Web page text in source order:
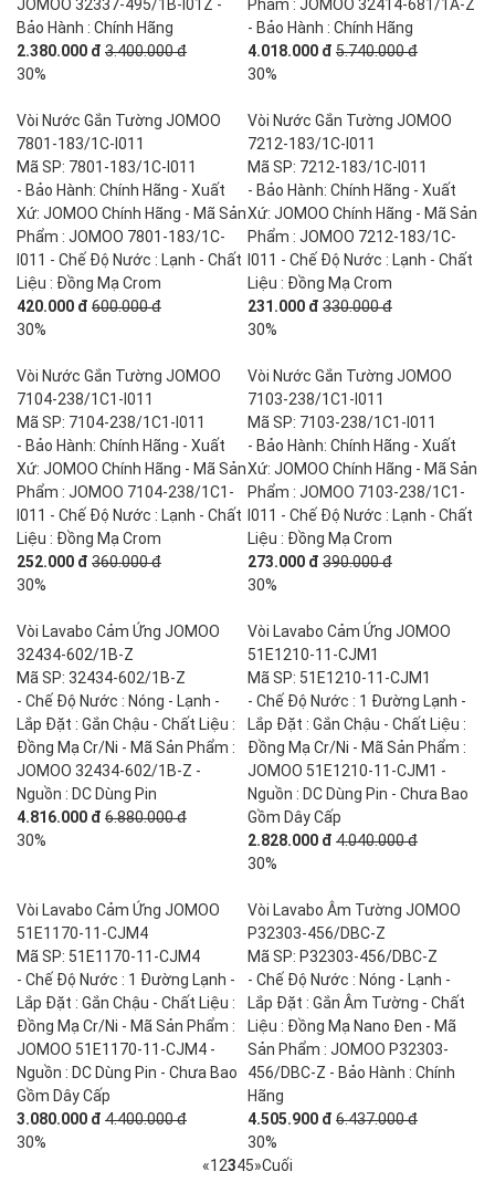
JOMOO 32337-495/1B-I01Z -
Bảo Hành : Chính Hãng
2.380.000 đ 3.400.000 đ
30%
Phẩm : JOMOO 32414-681/1A-Z
- Bảo Hành : Chính Hãng
4.018.000 đ 5.740.000 đ
30%
Vòi Nước Gắn Tường JOMOO
7801-183/1C-I011
Mã SP: 7801-183/1C-I011
- Bảo Hành: Chính Hãng - Xuất
Xứ: JOMOO Chính Hãng - Mã Sản
Phẩm : JOMOO 7801-183/1C-
I011 - Chế Độ Nước : Lạnh - Chất
Liệu : Đồng Mạ Crom
420.000 đ 600.000 đ
30%
Vòi Nước Gắn Tường JOMOO
7212-183/1C-I011
Mã SP: 7212-183/1C-I011
- Bảo Hành: Chính Hãng - Xuất
Xứ: JOMOO Chính Hãng - Mã Sản
Phẩm : JOMOO 7212-183/1C-
I011 - Chế Độ Nước : Lạnh - Chất
Liệu : Đồng Mạ Crom
231.000 đ 330.000 đ
30%
Vòi Nước Gắn Tường JOMOO
7104-238/1C1-I011
Mã SP: 7104-238/1C1-I011
- Bảo Hành: Chính Hãng - Xuất
Xứ: JOMOO Chính Hãng - Mã Sản
Phẩm : JOMOO 7104-238/1C1-
I011 - Chế Độ Nước : Lạnh - Chất
Liệu : Đồng Mạ Crom
252.000 đ 360.000 đ
30%
Vòi Nước Gắn Tường JOMOO
7103-238/1C1-I011
Mã SP: 7103-238/1C1-I011
- Bảo Hành: Chính Hãng - Xuất
Xứ: JOMOO Chính Hãng - Mã Sản
Phẩm : JOMOO 7103-238/1C1-
I011 - Chế Độ Nước : Lạnh - Chất
Liệu : Đồng Mạ Crom
273.000 đ 390.000 đ
30%
Vòi Lavabo Cảm Ứng JOMOO
32434-602/1B-Z
Mã SP: 32434-602/1B-Z
- Chế Độ Nước : Nóng - Lạnh -
Lắp Đặt : Gắn Chậu - Chất Liệu :
Đồng Mạ Cr/Ni - Mã Sản Phẩm :
JOMOO 32434-602/1B-Z -
Nguồn : DC Dùng Pin
4.816.000 đ 6.880.000 đ
30%
Vòi Lavabo Cảm Ứng JOMOO
51E1210-11-CJM1
Mã SP: 51E1210-11-CJM1
- Chế Độ Nước : 1 Đường Lạnh -
Lắp Đặt : Gắn Chậu - Chất Liệu :
Đồng Mạ Cr/Ni - Mã Sản Phẩm :
JOMOO 51E1210-11-CJM1 -
Nguồn : DC Dùng Pin - Chưa Bao
Gồm Dây Cấp
2.828.000 đ 4.040.000 đ
30%
Vòi Lavabo Cảm Ứng JOMOO
51E1170-11-CJM4
Mã SP: 51E1170-11-CJM4
- Chế Độ Nước : 1 Đường Lạnh -
Lắp Đặt : Gắn Chậu - Chất Liệu :
Đồng Mạ Cr/Ni - Mã Sản Phẩm :
JOMOO 51E1170-11-CJM4 -
Nguồn : DC Dùng Pin - Chưa Bao
Gồm Dây Cấp
3.080.000 đ 4.400.000 đ
30%
Vòi Lavabo Âm Tường JOMOO
P32303-456/DBC-Z
Mã SP: P32303-456/DBC-Z
- Chế Độ Nước : Nóng - Lạnh -
Lắp Đặt : Gắn Âm Tường - Chất
Liệu : Đồng Mạ Nano Đen - Mã
Sản Phẩm : JOMOO P32303-
456/DBC-Z - Bảo Hành : Chính
Hãng
4.505.900 đ 6.437.000 đ
30%
«1 2345»Cuối